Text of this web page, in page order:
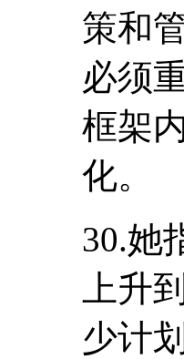
策和
必须
框架
化。
30.她
上升
少计